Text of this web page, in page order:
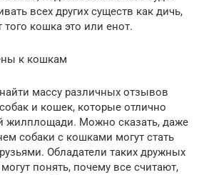
всех других существ как дичь,
кошка это или енот.
к кошкам
массу различных отзывов
и кошек, которые отлично
жилплощади. Можно сказать, даже
собаки с кошками могут стать
Обладатели таких дружных
понять, почему все считают,